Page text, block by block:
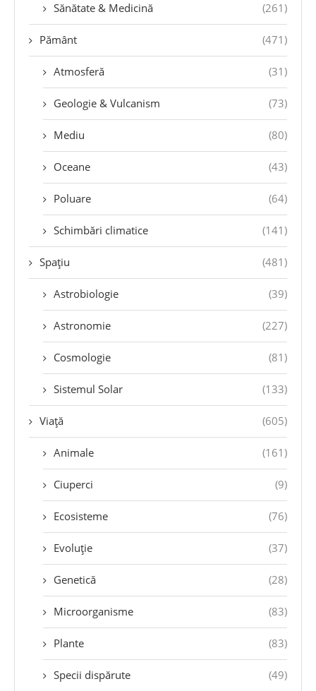
Sănătate & Medicină (261)
Pământ (471)
Atmosferă (31)
Geologie & Vulcanism (73)
Mediu (80)
Oceane (43)
Poluare (64)
Schimbări climatice (141)
Spațiu (481)
Astrobiologie (39)
Astronomie (227)
Cosmologie (81)
Sistemul Solar (133)
Viață (605)
Animale (161)
Ciuperci (9)
Ecosisteme (76)
Evoluție (37)
Genetică (28)
Microorganisme (83)
Plante (83)
Specii dispărute (49)